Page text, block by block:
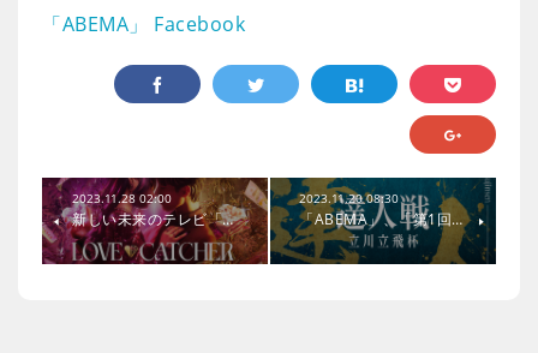
「ABEMA」 Facebook
2023.11.28 02:00
新しい未来のテレビ「…
2023.11.20 08:30
「ABEMA」、「第1回…